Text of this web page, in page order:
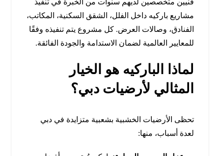
فنيين متخصصين لديهم سنوات من الخبرة في تنفيذ
مشاريع باركيه داخل الفلل، الشقق السكنية، المكاتب،
الفنادق، وصالات العرض. كل مشروع يتم تنفيذه وفقًا
للمعايير العالمية لضمان الاستدامة والجودة الفائقة.
لماذا الباركيه هو الخيار
المثالي لأرضيات دبي؟
تحظى الأرضيات الخشبية بشعبية متزايدة في دبي
لعدة أسباب، منها: